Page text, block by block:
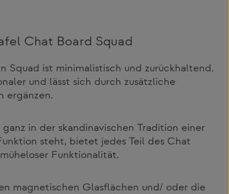
Chat Board Squad
Squad ist minimalistisch und zurückhaltend.
und lässt sich durch zusätzliche
ergänzen.
in der skandinavischen Tradition einer
steht, bietet jedes Teil des Chat
Funktionalität.
magnetischen Glasflächen und/ oder die